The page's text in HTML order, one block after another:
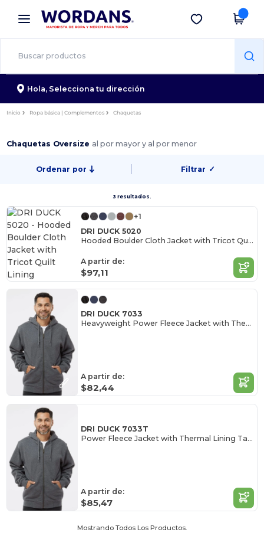
× App de Wordans
¡Mejores precios en app!
Descargar app
Hola, Selecciona tu dirección
Inicio Ropa básica | Complementos Chaquetas
Chaquetas Oversize al por mayor y al por menor
Ordenar por Filtrar ✓
3 resultados.
+1
DRI DUCK 5020
Hooded Boulder Cloth Jacket with Tricot Quilt Lining
A partir de:
$97,11
DRI DUCK 7033
Heavyweight Power Fleece Jacket with Thermal Lining
A partir de:
$82,44
DRI DUCK 7033T
Power Fleece Jacket with Thermal Lining Tall Sizes
A partir de:
$85,47
Mostrando Todos Los Productos.